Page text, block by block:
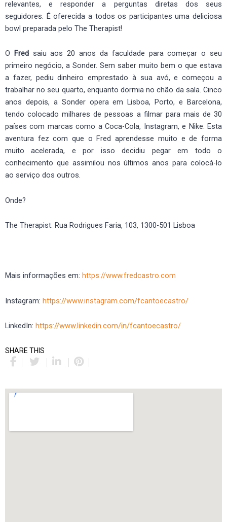
relevantes, e responder a perguntas diretas dos seus
seguidores. É oferecida a todos os participantes uma deliciosa
bowl preparada pelo The Therapist!
O Fred saiu aos 20 anos da faculdade para começar o seu
primeiro negócio, a Sonder. Sem saber muito bem o que estava
a fazer, pediu dinheiro emprestado à sua avó, e começou a
trabalhar no seu quarto, enquanto dormia no chão da sala. Cinco
anos depois, a Sonder opera em Lisboa, Porto, e Barcelona,
tendo colocado milhares de pessoas a filmar para mais de 30
países com marcas como a Coca-Cola, Instagram, e Nike. Esta
aventura fez com que o Fred aprendesse muito e de forma
muito acelerada, e por isso decidiu pegar em todo o
conhecimento que assimilou nos últimos anos para colocá-lo
ao serviço dos outros.
Onde?
The Therapist: Rua Rodrigues Faria, 103, 1300-501 Lisboa
Mais informações em: https://www.fredcastro.com
Instagram: https://www.instagram.com/fcantoecastro/
LinkedIn: https://www.linkedin.com/in/fcantoecastro/
SHARE THIS